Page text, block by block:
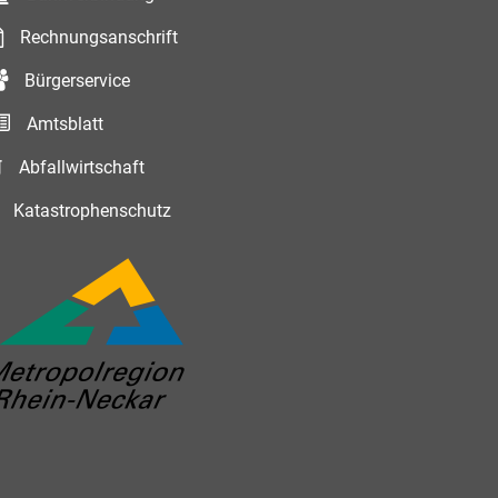
Rechnungsanschrift
Bürgerservice
Amtsblatt
Abfallwirtschaft
Katastrophenschutz